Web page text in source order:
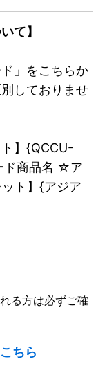
て】
」をこちらか
しておりませ
】{QCCU-
ド商品名 ☆ア
ト】{アジア
る方は必ずご確
こちら